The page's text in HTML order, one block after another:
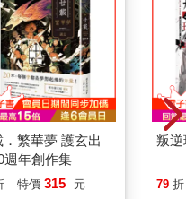
明是綁匪違反了法律，綁架
以綁匪要為他的行為坐牢，
度看，也許這種事情通過
因為沒有做，導致兒子被綁
最終破財消災了，如果被撕
用法律手段制裁了綁匪，又
。所以，首富這時說他錯
。
．繁華夢 護玄出
週年創作集
特價 315 元
叛逆
79 折